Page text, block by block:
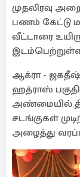
முதலிரவு
பணம் கேட்டு
வீட்டாரை
ஆக்ரா -
ஹத்ராஸ்
அண்மையில்
சடங்குகள்
அழைத்து